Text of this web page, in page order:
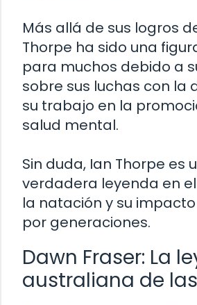
Más allá de sus logros
Thorpe ha sido una
para muchos debido a
sobre sus luchas con la
su trabajo en la
salud mental.
Sin duda, Ian Thorpe es
verdadera leyenda en
la natación y su
por generaciones.
Dawn Fraser: La
australiana de